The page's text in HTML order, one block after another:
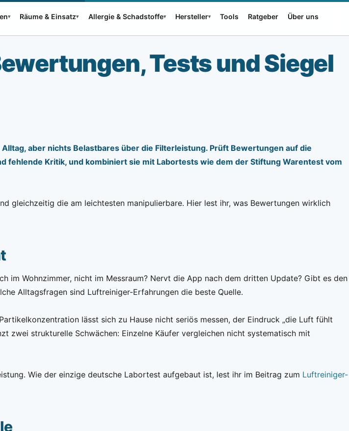
▾ Räume & Einsatz▾ Allergie & Schadstoffe▾ Hersteller▾ Tools Ratgeber Über uns
Tests und Siegel
aber nichts Belastbares über die Filterleistung. Prüft Bewertungen auf die
Kritik, und kombiniert sie mit Labortests wie dem der Stiftung Warentest vom
gleichzeitig die am leichtesten manipulierbare. Hier lest ihr, was Bewertungen wirklich
im Wohnzimmer, nicht im Messraum? Nervt die App nach dem dritten Update? Gibt es den
Alltagsfragen sind Luftreiniger-Erfahrungen die beste Quelle.
lässt sich zu Hause nicht seriös messen, der Eindruck „die Luft fühlt
zwei strukturelle Schwächen: Einzelne Käufer vergleichen nicht systematisch mit
Wie der einzige deutsche Labortest aufgebaut ist, lest ihr im Beitrag zum Luftreiniger-